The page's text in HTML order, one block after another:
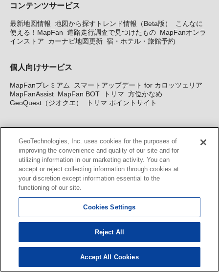
コンテンツサービス
最新地図情報 地図から探すトレンド情報（Beta版）
こんなに
使える！MapFan 道路走行調査で見つけたもの MapFanオンラ
インストア
カーナビ地図更新 宿・ホテル・旅館予約
個人向けサービス
MapFanプレミアム
スマートアップデート for カロッツェリア
MapFanAssist MapFan BOT トリマ 方位かなめ
GeoQuest（ジオクエ）
トリマ ポイントサイト
法人向け地図・位置情報サービス WEBサイト・システム向け地
図API
Windows PC向け地図開発キット MapFan DB
サービス MAP WORLD+ トリマ広告 Geo-Research スグロ
カーナビ地図更新サービス
MapFan スマートメンバーズ カロッツェリア地図割プラス
GeoTechnologies, Inc. uses cookies for the purposes of
improving the convenience and quality of our site and for
utilizing information in our marketing activity. You can
accept or reject collecting information through cookies at
your discretion except information essential to the
functioning of our site.
Cookies Settings
Reject All
Accept All Cookies